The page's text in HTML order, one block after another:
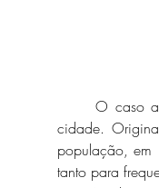
	O caso aconteceu em Londres, mais precisamente no distrito de Whitechapel, que fica no leste da
cidade.
população, em
tanto para